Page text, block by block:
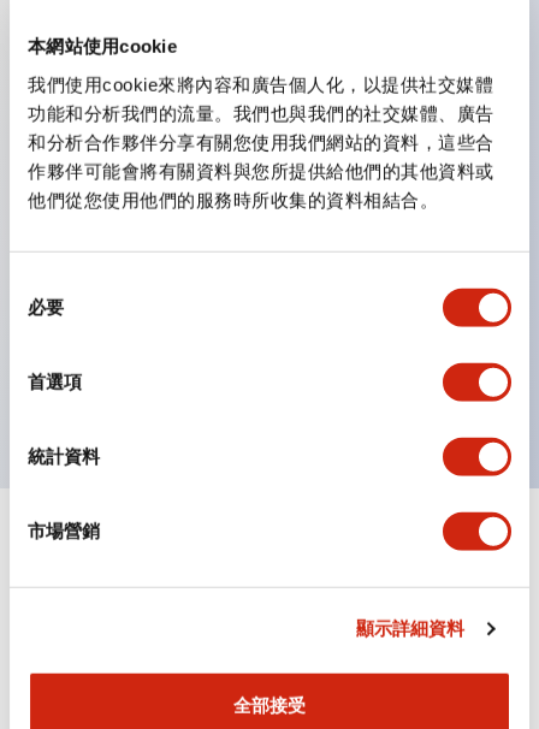
本網站使用cookie
我們使用cookie來將內容和廣告個人化，以提供社交媒體
功能和分析我們的流量。我們也與我們的社交媒體、廣告
和分析合作夥伴分享有關您使用我們網站的資料，這些合
作夥伴可能會將有關資料與您所提供給他們的其他資料或
他們從您使用他們的服務時所收集的資料相結合。
必要
首選項
統計資料
市場營銷
顯示詳細資料
全部接受
主要特點
業界首創！一個LED實現6種顏色功能
即使是突發的照明色彩變更，也只需購買鏡片即可更換顏
色。不僅減少了色彩更換與庫存管理的工時，還是一款環保
產品。
採用新型LED，提高可視性，符合ISO規定的安全色
導電部位採用安全的IP20防指保護結構